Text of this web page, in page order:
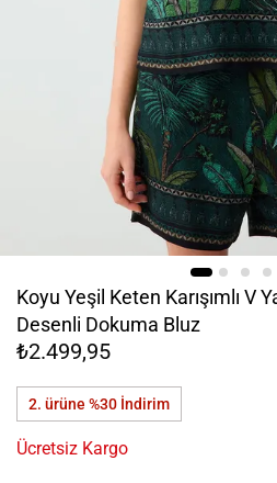
Koyu Yeşil Keten Karışımlı V
Desenli Dokuma Bluz
₺2.499,95
2. ürüne %30 İndirim
Ücretsiz Kargo